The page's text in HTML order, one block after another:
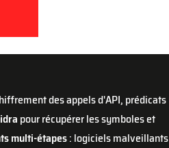
des appels d'API, prédicats
pour récupérer les symboles et
multi-étapes: logiciels malveillants